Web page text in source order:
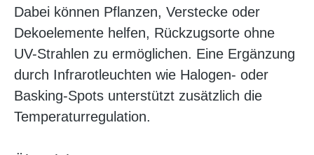
Dabei können Pflanzen, Verstecke oder
Dekoelemente helfen, Rückzugsorte ohne
UV-Strahlen zu ermöglichen. Eine Ergänzung
durch Infrarotleuchten wie Halogen- oder
Basking-Spots unterstützt zusätzlich die
Temperaturregulation.